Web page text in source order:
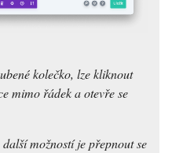
kolečko, lze kliknout
mimo řádek a otevře se
možností je přepnout se